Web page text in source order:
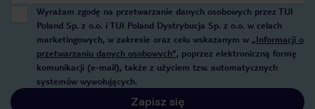
Wyrażam zgodę na przetwarzanie danych osobowych przez TUI
Poland Sp. z o.o. i TUI Poland Dystrybucja Sp. z o.o. w celach
marketingowych, w zakresie oraz celu wskazanym w „Informacji o
przetwarzaniu danych osobowych”, poprzez elektroniczną formę
komunikacji (e-mail), także z użyciem tzw. automatycznych
systemów wywołujących.
Zapisz się